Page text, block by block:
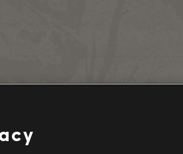
formar parte de nuestra comunidad de